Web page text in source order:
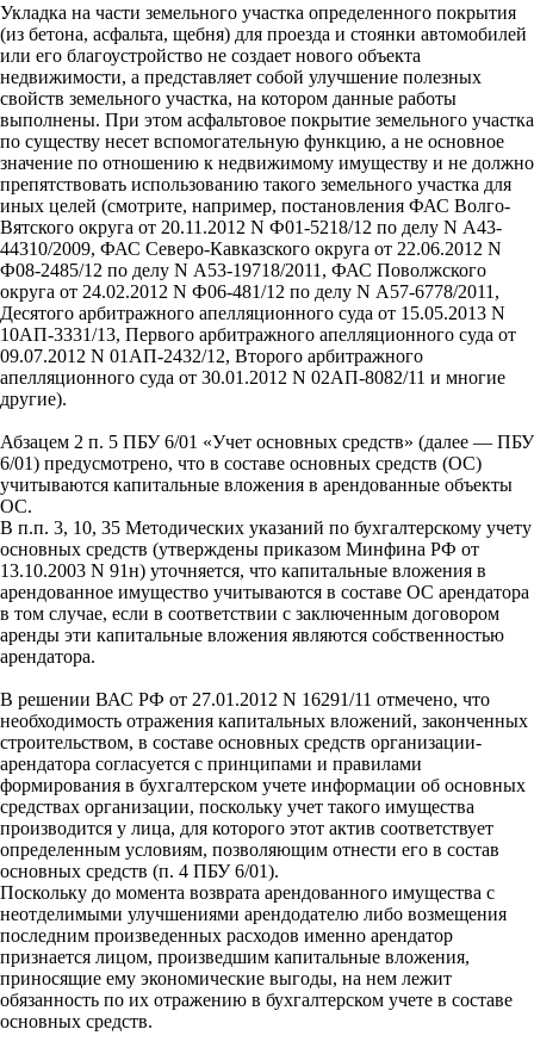
Укладка на части земельного участка определенного покрытия
(из бетона, асфальта, щебня) для проезда и стоянки автомобилей
или его благоустройство не создает нового объекта
недвижимости, а представляет собой улучшение полезных
свойств земельного участка, на котором данные работы
выполнены. При этом асфальтовое покрытие земельного участка
по существу несет вспомогательную функцию, а не основное
значение по отношению к недвижимому имуществу и не должно
препятствовать использованию такого земельного участка для
иных целей (смотрите, например, постановления ФАС Волго-
Вятского округа от 20.11.2012 N Ф01-5218/12 по делу N А43-
44310/2009, ФАС Северо-Кавказского округа от 22.06.2012 N
Ф08-2485/12 по делу N А53-19718/2011, ФАС Поволжского
округа от 24.02.2012 N Ф06-481/12 по делу N А57-6778/2011,
Десятого арбитражного апелляционного суда от 15.05.2013 N
10АП-3331/13, Первого арбитражного апелляционного суда от
09.07.2012 N 01АП-2432/12, Второго арбитражного
апелляционного суда от 30.01.2012 N 02АП-8082/11 и многие
другие).
Абзацем 2 п. 5 ПБУ 6/01 «Учет основных средств» (далее — ПБУ
6/01) предусмотрено, что в составе основных средств (ОС)
учитываются капитальные вложения в арендованные объекты
ОС.
В п.п. 3, 10, 35 Методических указаний по бухгалтерскому учету
основных средств (утверждены приказом Минфина РФ от
13.10.2003 N 91н) уточняется, что капитальные вложения в
арендованное имущество учитываются в составе ОС арендатора
в том случае, если в соответствии с заключенным договором
аренды эти капитальные вложения являются собственностью
арендатора.
В решении ВАС РФ от 27.01.2012 N 16291/11 отмечено, что
необходимость отражения капитальных вложений, законченных
строительством, в составе основных средств организации-
арендатора согласуется с принципами и правилами
формирования в бухгалтерском учете информации об основных
средствах организации, поскольку учет такого имущества
производится у лица, для которого этот актив соответствует
определенным условиям, позволяющим отнести его в состав
основных средств (п. 4 ПБУ 6/01).
Поскольку до момента возврата арендованного имущества с
неотделимыми улучшениями арендодателю либо возмещения
последним произведенных расходов именно арендатор
признается лицом, произведшим капитальные вложения,
приносящие ему экономические выгоды, на нем лежит
обязанность по их отражению в бухгалтерском учете в составе
основных средств.